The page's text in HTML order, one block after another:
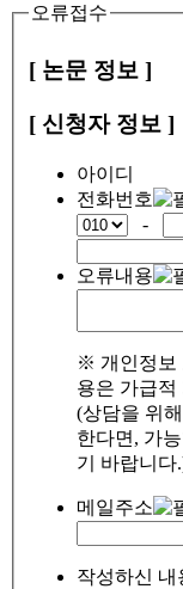
오류접수
[ 논문 정보 ]
[ 신청자 정보 ]
아이디
전화번호
-
오류내용
※ 개인정보
용은 가급적
(상담을 위
한다면, 가
기 바랍니다
메일주소
작성하신